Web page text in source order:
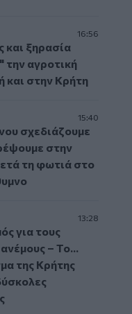
16:56
και ξηρασία
την αγροτική
και στην Κρήτη
15:40
σχεδιάζουμε
στην
τη φωτιά στο
13:28
για τους
– Το...
της Κρήτης